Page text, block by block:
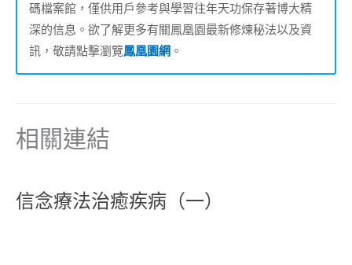
碼檔案館，僅供用戶參考與學習往年天功保存著博大精
深的信息。欲了解更多有關鳳凰園最新修煉秘法以及資
訊，敬請點擊瀏覽鳳凰園網 。
相關連結
信念療法治癒疾病（一）